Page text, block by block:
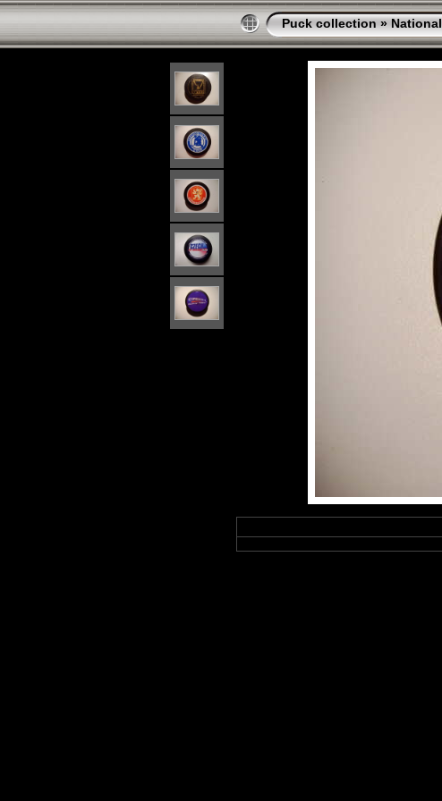
Puck collection » National